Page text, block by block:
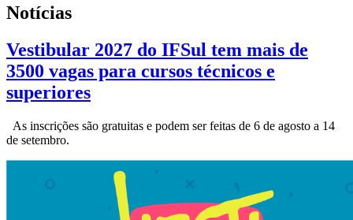
Notícias
Vestibular 2027 do IFSul tem mais de
3500 vagas para cursos técnicos e
superiores
As inscrições são gratuitas e podem ser feitas de 6 de agosto a 14
de setembro.